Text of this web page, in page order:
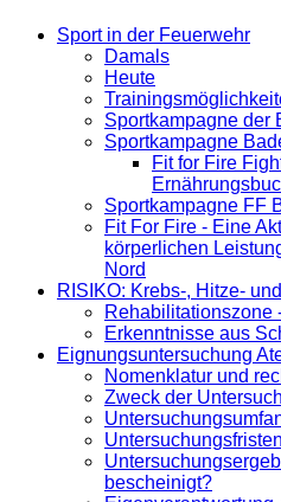
Sport in der Feuerwehr
Damals
Heute
Sportkampagne der
Sportkampagne
Fit for Fire
Sportkampagne FF
Fit For Fire - Eine
körperlichen
Nord
RISIKO: Krebs-, Hitze-
Rehabilitationszone
Erkenntnisse aus
Eignungsuntersuchung
Nomenklatur und
Zweck der
bescheinigt?